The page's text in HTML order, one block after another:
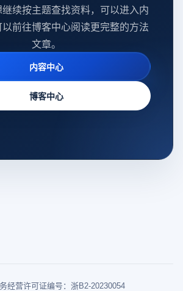
续按主题查找资料，可以进入内
前往博客中心阅读更完整的方法
文章。
内容中心
博客中心
经营许可证编号：浙B2-20230054